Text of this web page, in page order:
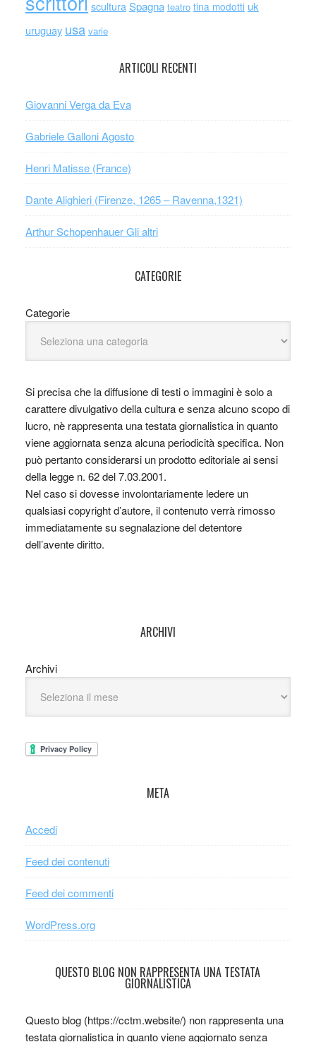
scultura Spagna teatro tina modotti uk
uruguay usa varie
ARTICOLI RECENTI
Giovanni Verga da Eva
Gabriele Galloni Agosto
Henri Matisse (France)
Dante Alighieri (Firenze, 1265 – Ravenna,1321)
Arthur Schopenhauer Gli altri
CATEGORIE
Categorie
Si precisa che la diffusione di testi o immagini è solo a
carattere divulgativo della cultura e senza alcuno scopo di
lucro, nè rappresenta una testata giornalistica in quanto
viene aggiornata senza alcuna periodicità specifica. Non
può pertanto considerarsi un prodotto editoriale ai sensi
della legge n. 62 del 7.03.2001.
Nel caso si dovesse involontariamente ledere un
qualsiasi copyright d’autore, il contenuto verrà rimosso
immediatamente su segnalazione del detentore
dell’avente diritto.
ARCHIVI
Archivi
META
Accedi
Feed dei contenuti
Feed dei commenti
WordPress.org
QUESTO BLOG NON RAPPRESENTA UNA TESTATA
GIORNALISTICA
Questo blog (https://cctm.website/) non rappresenta una
testata giornalistica in quanto viene aggiornato senza